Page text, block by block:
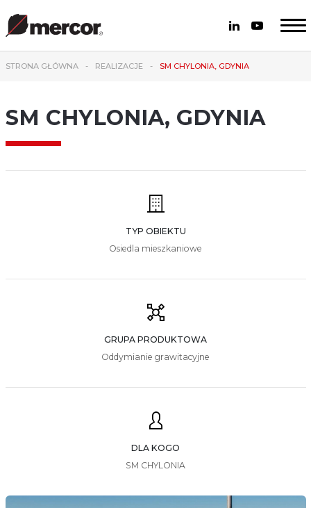
STRONA GŁÓWNA REALIZACJE SM CHYLONIA, GDYNIA
SM CHYLONIA, GDYNIA
TYP OBIEKTU
Osiedla mieszkaniowe
GRUPA PRODUKTOWA
Oddymianie grawitacyjne
DLA KOGO
SM CHYLONIA